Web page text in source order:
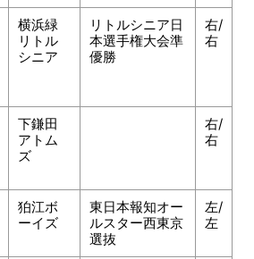
横浜緑
リトル
シニア
リトルシニア日
本選手権大会準
優勝
右/
右
下鎌田
アトム
ズ
右/
右
狛江ボ
ーイズ
東日本報知オー
ルスター西東京
選抜
左/
左